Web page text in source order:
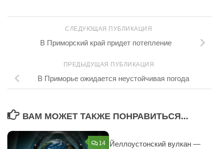
СЛЕДУЮЩАЯ ПУБЛИКАЦИЯ
В Приморский край придет потепление
ПРЕДЫДУЩАЯ ПУБЛИКАЦИЯ
В Приморье ожидается неустойчивая погода
ВАМ МОЖЕТ ТАКЖЕ ПОНРАВИТЬСЯ...
14
Йеллоустонский вулкан —